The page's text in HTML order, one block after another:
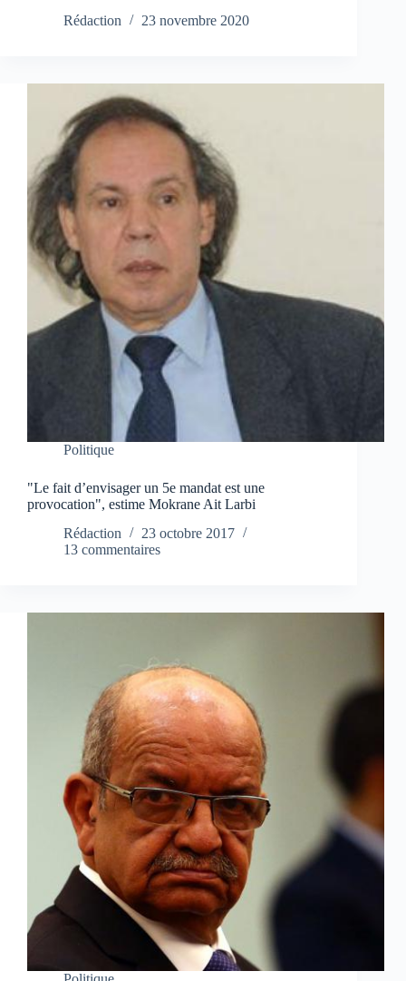
Rédaction
23 novembre 2020
Politique
"Le fait d’envisager un 5e mandat est une
provocation", estime Mokrane Ait Larbi
Rédaction
23 octobre 2017
13 commentaires